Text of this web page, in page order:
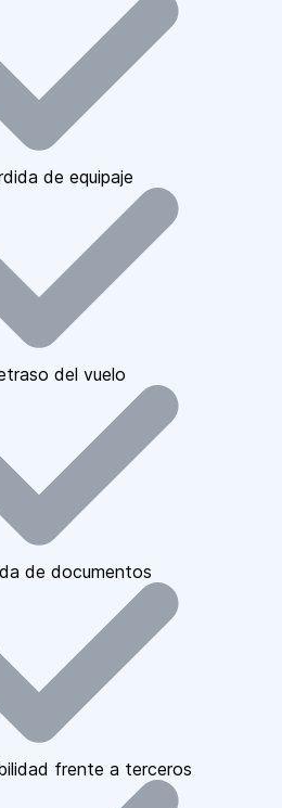
de equipaje
del vuelo
de documentos
frente a terceros